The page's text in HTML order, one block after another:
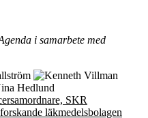
i samarbete med
SKR
läkmedelsbolagen